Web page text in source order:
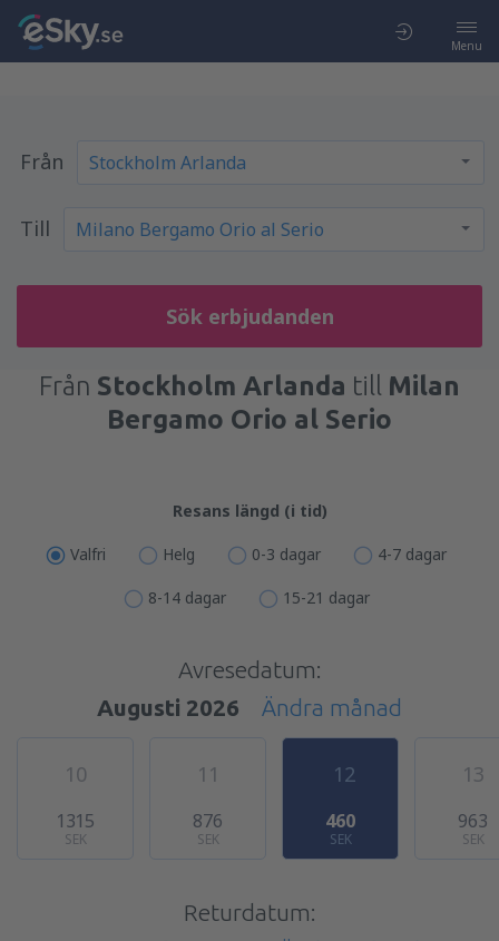
Menu
Från
Till
Sök erbjudanden
Från Stockholm Arlanda till Milan
Bergamo Orio al Serio
Resans längd (i tid)
Valfri Helg 0-3 dagar 4-7 dagar
8-14 dagar 15-21 dagar
Avresedatum:
Augusti 2026
Ändra månad
10
1315
SEK
11
876
SEK
12
460
SEK
13
963
SEK
Returdatum: